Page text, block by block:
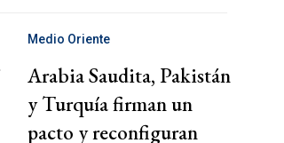
Medio Oriente
Arabia Saudita, Pakistán
y Turquía firman un
pacto y reconfiguran